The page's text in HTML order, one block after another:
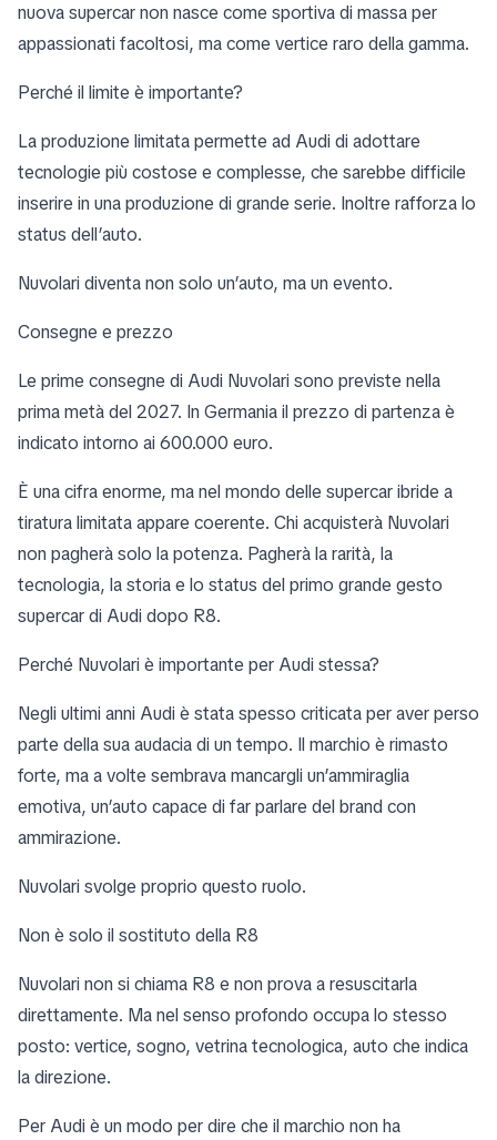
nuova supercar non nasce come sportiva di massa per
appassionati facoltosi, ma come vertice raro della gamma.
Perché il limite è importante?
La produzione limitata permette ad Audi di adottare
tecnologie più costose e complesse, che sarebbe difficile
inserire in una produzione di grande serie. Inoltre rafforza lo
status dell’auto.
Nuvolari diventa non solo un’auto, ma un evento.
Consegne e prezzo
Le prime consegne di Audi Nuvolari sono previste nella
prima metà del 2027. In Germania il prezzo di partenza è
indicato intorno ai 600.000 euro.
È una cifra enorme, ma nel mondo delle supercar ibride a
tiratura limitata appare coerente. Chi acquisterà Nuvolari
non pagherà solo la potenza. Pagherà la rarità, la
tecnologia, la storia e lo status del primo grande gesto
supercar di Audi dopo R8.
Perché Nuvolari è importante per Audi stessa?
Negli ultimi anni Audi è stata spesso criticata per aver perso
parte della sua audacia di un tempo. Il marchio è rimasto
forte, ma a volte sembrava mancargli un’ammiraglia
emotiva, un’auto capace di far parlare del brand con
ammirazione.
Nuvolari svolge proprio questo ruolo.
Non è solo il sostituto della R8
Nuvolari non si chiama R8 e non prova a resuscitarla
direttamente. Ma nel senso profondo occupa lo stesso
posto: vertice, sogno, vetrina tecnologica, auto che indica
la direzione.
Per Audi è un modo per dire che il marchio non ha